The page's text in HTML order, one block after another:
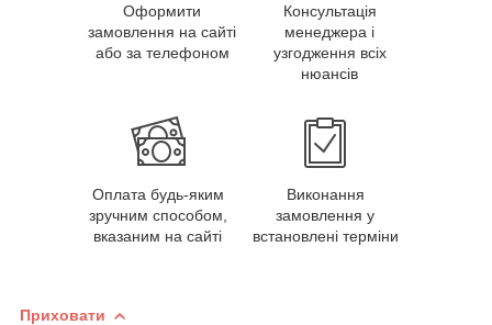
Оформити
замовлення на сайті
або за телефоном
Консультація
менеджера і
узгодження всіх
нюансів
Оплата будь-яким
зручним способом,
вказаним на сайті
Виконання
замовлення у
встановлені терміни
Приховати